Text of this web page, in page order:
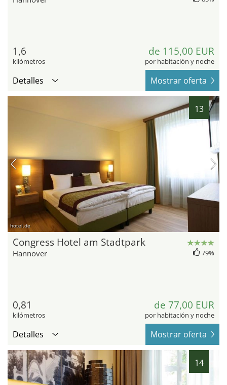
1,6
kilómetros
de 115,00 EUR
por habitación y noche
Detalles Mostrar oferta
13
hotel.de
Congress Hotel am Stadtpark
Hannover 79%
0,81
kilómetros
de 77,00 EUR
por habitación y noche
Detalles Mostrar oferta
14